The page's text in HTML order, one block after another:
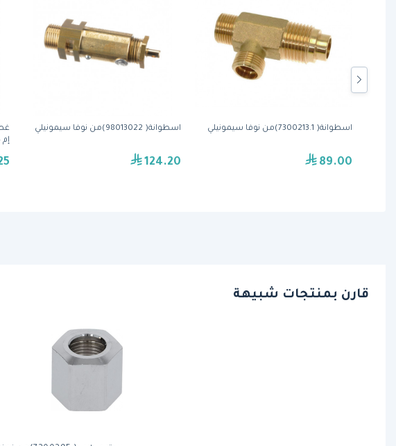
إم
اسطوانة( 98013022)من نوفا سيمونيلي
124.20
اسطوانة( 7300213.1)من نوفا سيمونيلي
89.00
قارن بمنتجات شبيهة